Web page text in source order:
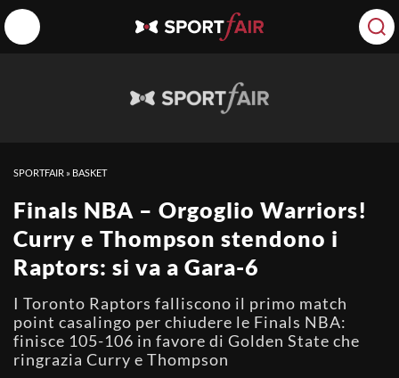
SPORTFAIR » BASKET
Finals NBA – Orgoglio Warriors!
Curry e Thompson stendono i
Raptors: si va a Gara-6
I Toronto Raptors falliscono il primo match
point casalingo per chiudere le Finals NBA:
finisce 105-106 in favore di Golden State che
ringrazia Curry e Thompson